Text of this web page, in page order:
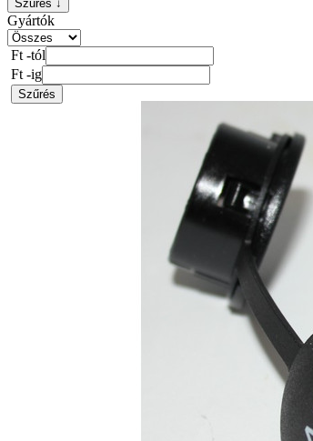
Szűrés ↓
Gyártók
Ft -tól
Ft -ig
Szűrés